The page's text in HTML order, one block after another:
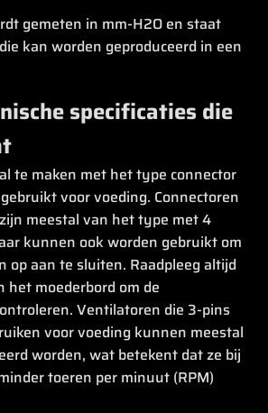
gemeten in mm-H2O en staat
kan worden geproduceerd in een
specificaties die
te maken met het type connector
voor voeding. Connectoren
meestal van het type met 4
kunnen ook worden gebruikt om
op aan te sluiten. Raadpleeg altijd
het moederbord om de
Ventilatoren die 3-pins
voor voeding kunnen meestal
worden, wat betekent dat ze bij
toeren per minuut (RPM)